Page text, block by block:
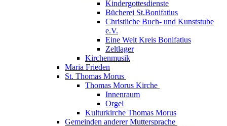
Kindergottesdienste
Bücherei St.Bonifatius
Christliche Buch- und Kunststube
e.V.
Eine Welt Kreis Bonifatius
Zeltlager
Kirchenmusik
Maria Frieden
St. Thomas Morus
Thomas Morus Kirche
Innenraum
Orgel
Kulturkirche Thomas Morus
Gemeinden anderer Muttersprache